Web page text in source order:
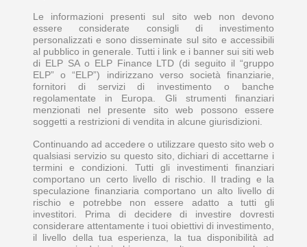
Le informazioni presenti sul sito web non devono
essere considerate consigli di investimento
personalizzati e sono disseminate sul sito e accessibili
al pubblico in generale. Tutti i link e i banner sui siti web
di ELP SA o ELP Finance LTD (di seguito il “gruppo
ELP” o “ELP”) indirizzano verso società finanziarie,
fornitori di servizi di investimento o banche
regolamentate in Europa. Gli strumenti finanziari
menzionati nel presente sito web possono essere
soggetti a restrizioni di vendita in alcune giurisdizioni.
Continuando ad accedere o utilizzare questo sito web o
qualsiasi servizio su questo sito, dichiari di accettarne i
termini e condizioni. Tutti gli investimenti finanziari
comportano un certo livello di rischio. Il trading e la
speculazione finanziaria comportano un alto livello di
rischio e potrebbe non essere adatto a tutti gli
investitori. Prima di decidere di investire dovresti
considerare attentamente i tuoi obiettivi di investimento,
il livello della tua esperienza, la tua disponibilità ad